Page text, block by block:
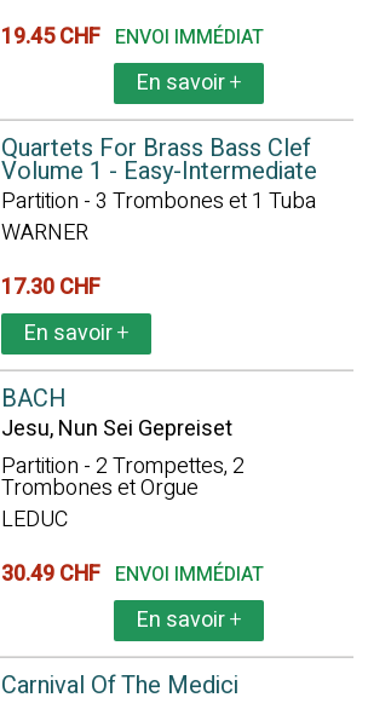
19.45 CHF ENVOI IMMÉDIAT
En savoir+
Quartets For Brass Bass Clef
Volume 1 - Easy-Intermediate
Partition - 3 Trombones et 1 Tuba
WARNER
17.30 CHF
En savoir+
BACH
Jesu, Nun Sei Gepreiset
Partition - 2 Trompettes, 2
Trombones et Orgue
LEDUC
30.49 CHF ENVOI IMMÉDIAT
En savoir+
Carnival Of The Medici